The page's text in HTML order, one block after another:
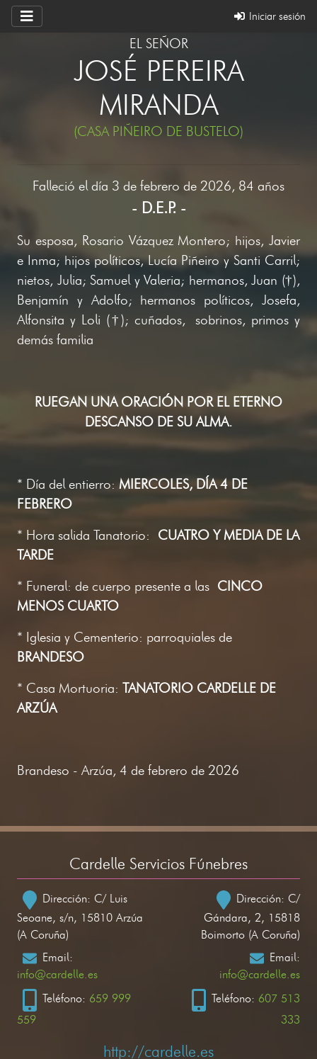
Iniciar sesión
EL SEÑOR
JOSÉ PEREIRA
MIRANDA
(CASA PIÑEIRO DE BUSTELO)
Falleció el día 3 de febrero de 2026, 84 años
- D.E.P. -
Su esposa, Rosario Vázquez Montero; hijos, Javier
e Inma; hijos políticos, Lucía Piñeiro y Santi Carril;
nietos, Julia; Samuel y Valeria; hermanos, Juan (†),
Benjamín y Adolfo; hermanos políticos, Josefa,
Alfonsita y Loli (†); cuñados, sobrinos, primos y
demás familia
RUEGAN UNA ORACIÓN POR EL ETERNO
DESCANSO DE SU ALMA.
* Día del entierro:MIERCOLES, DÍA 4 DE
FEBRERO
* Hora salida Tanatorio: CUATRO Y MEDIA DE LA
TARDE
* Funeral: de cuerpo presente a las CINCO
MENOS CUARTO
* Iglesia y Cementerio: parroquiales de
BRANDESO
* Casa Mortuoria: TANATORIO CARDELLE DE
ARZÚA
Brandeso - Arzúa, 4 de febrero de 2026
Cardelle Servicios Fúnebres
Dirección: C/ Luis
Seoane, s/n, 15810 Arzúa
(A Coruña)
Email:
info@cardelle.es
Teléfono: 659 999
559
Dirección: C/
Gándara, 2, 15818
Boimorto (A Coruña)
Email:
info@cardelle.es
Teléfono: 607 513
333
http://cardelle.es